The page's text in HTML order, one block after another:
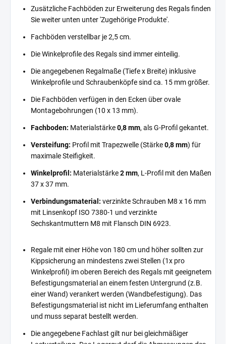
Zusätzliche Fachböden zur Erweiterung des Regals finden
Sie weiter unten unter 'Zugehörige Produkte'.
Fachböden verstellbar je 2,5 cm.
Die Winkelprofile des Regals sind immer einteilig.
Die angegebenen Regalmaße (Tiefe x Breite) inklusive
Winkelprofile und Schraubenköpfe sind ca. 15 mm größer.
Die Fachböden verfügen in den Ecken über ovale
Montagebohrungen (10 x 13 mm).
Fachboden: Materialstärke0,8 mm, als G-Profil gekantet.
Versteifung: Profil mit Trapezwelle (Stärke0,8 mm) für
maximale Steifigkeit.
Winkelprofil: Materialstärke2 mm, L-Profil mit den Maßen
37 x 37 mm.
Verbindungsmaterial: verzinkte Schrauben M8 x 16 mm
mit Linsenkopf ISO 7380-1 und verzinkte
Sechskantmuttern M8 mit Flansch DIN 6923.
Regale mit einer Höhe von 180 cm und höher sollten zur
Kippsicherung an mindestens zwei Stellen (1x pro
Winkelprofil) im oberen Bereich des Regals mit geeignetem
Befestigungsmaterial an einem festen Untergrund (z.B.
einer Wand) verankert werden (Wandbefestigung). Das
Befestigungsmaterial ist nicht im Lieferumfang enthalten
und muss separat bestellt werden.
Die angegebene Fachlast gilt nur bei gleichmäßiger